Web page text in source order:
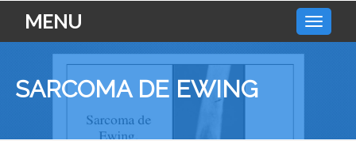
MENU
SARCOMA DE EWING